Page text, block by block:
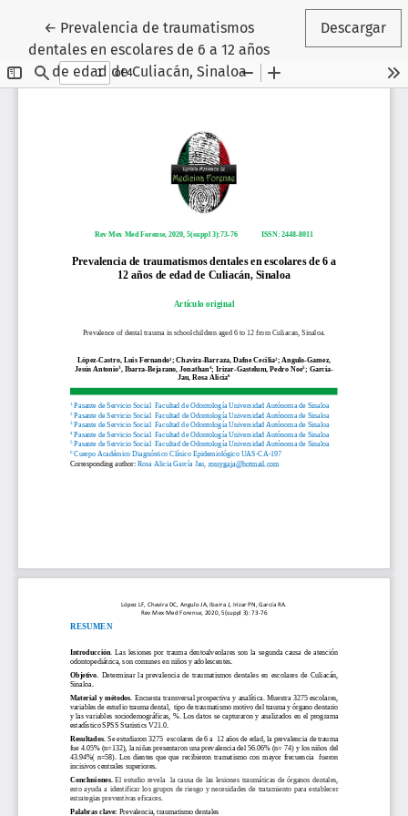
← Volver a los detalles del artículo
Prevalencia de traumatismos
dentales en escolares de 6 a 12 años
de edad de Culiacán, Sinaloa
Descargar